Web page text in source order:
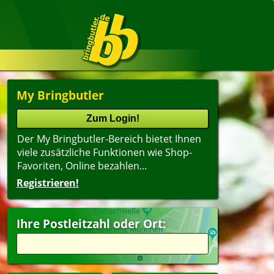
My Bringbutler
Der My Bringbutler-Bereich bietet Ihnen
viele zusätzliche Funktionen wie Shop-
Favoriten, Online bezahlen...
Registrieren!
Ihre Postleitzahl oder Ort:
Alter(ältester Shop zuerst)